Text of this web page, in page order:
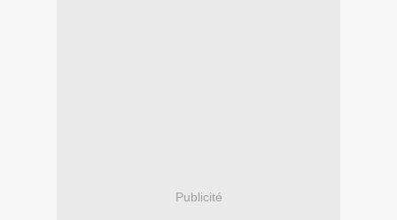
Publicité